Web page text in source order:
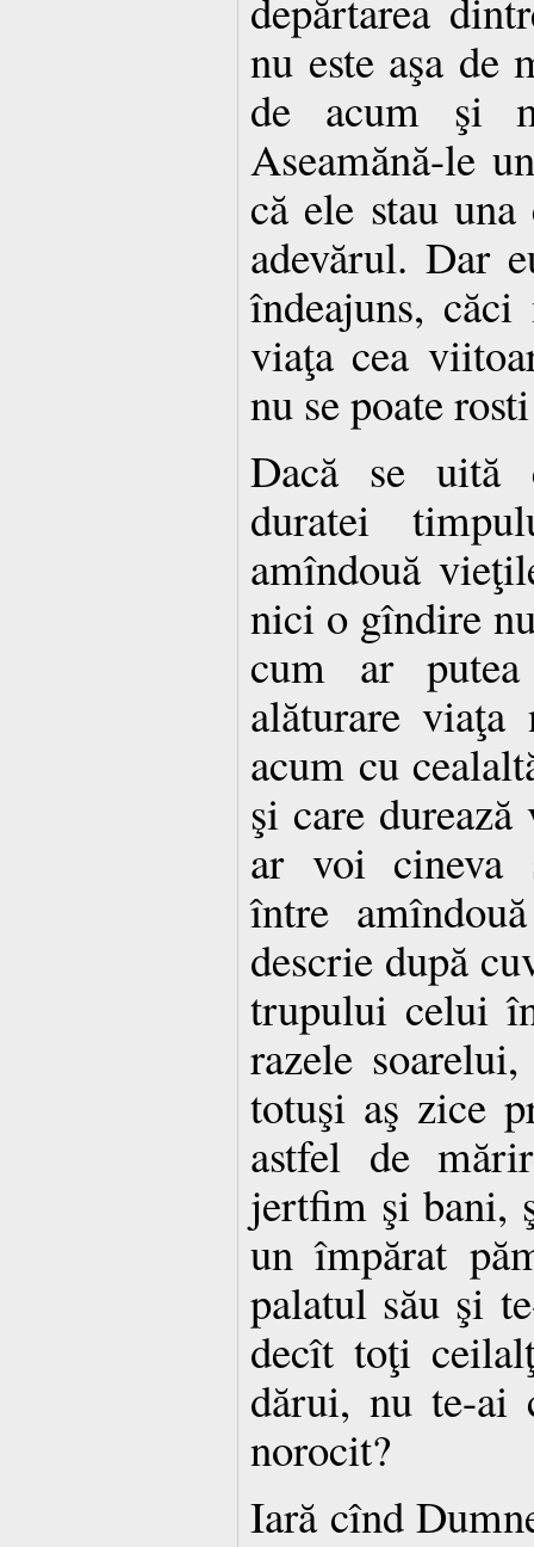
nu este aşa de
de acum şi
Aseamănă-le
că ele stau
adevărul. Dar
îndeajuns, căci
viaţa cea
nu se poate
Dacă se uită
duratei
amîndouă
nici o gîndire
cum ar
alăturare viaţa
acum cu
şi care
ar voi cineva
între
descrie după
trupului celui
razele
totuşi aş zice
astfel de
jertfim şi bani,
un împărat
palatul său şi
decît toţi
dărui, nu te-ai
norocit?
Iară cînd